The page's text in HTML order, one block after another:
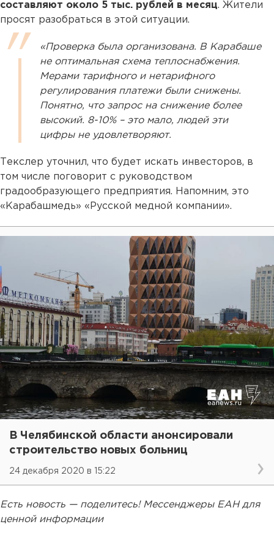
составляют около 5 тыс. рублей в месяц. Жители
просят разобраться в этой ситуации.
«Проверка была организована. В Карабаше
не оптимальная схема теплоснабжения.
Мерами тарифного и нетарифного
регулирования платежи были снижены.
Понятно, что запрос на снижение более
высокий. 8-10% – это мало, людей эти
цифры не удовлетворяют.
Текслер уточнил, что будет искать инвесторов, в
том числе поговорит с руководством
градообразующего предприятия. Напомним, это
«Карабашмедь» «Русской медной компании».
В Челябинской области анонсировали
строительство новых больниц
24 декабря 2020 в 15:22
Есть новость — поделитесь! Мессенджеры ЕАН для
ценной информации